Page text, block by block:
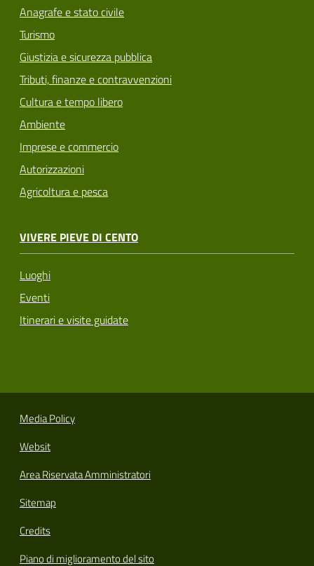
Anagrafe e stato civile
Turismo
Giustizia e sicurezza pubblica
Tributi, finanze e contravvenzioni
Cultura e tempo libero
Ambiente
Imprese e commercio
Autorizzazioni
Agricoltura e pesca
VIVERE PIEVE DI CENTO
Luoghi
Eventi
Itinerari e visite guidate
Media Policy
Websit
Area Riservata Amministratori
Sitemap
Credits
Piano di miglioramento del sito